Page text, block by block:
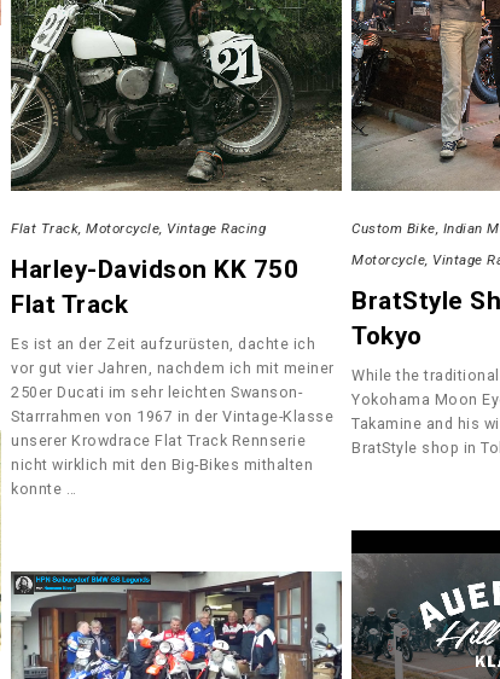
Flat Track Motorcycle Vintage Racing
Harley-Davidson KK 750
Flat Track
Es ist an der Zeit aufzurüsten, dachte ich
vor gut vier Jahren, nachdem ich mit meiner
250er Ducati im sehr leichten Swanson-
Starrrahmen von 1967 in der Vintage-Klasse
unserer Krowdrace Flat Track Rennserie
nicht wirklich mit den Big-Bikes mithalten
konnte …
Custom Bike Indian
Motorcycle Vintage
BratStyle
Tokyo
While the
Yokohama Moon
Takamine and his
BratStyle shop in